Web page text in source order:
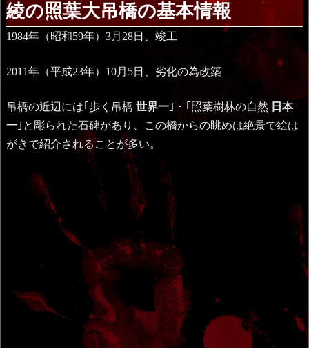
綾の照葉大吊橋の基本情報
1984年（昭和59年）3月28日、竣工
2011年（平成23年）10月5日、劣化の為改築
吊橋の近辺には｢歩く吊橋 世界一 ｣・｢照葉樹林の自然 日本
一 ｣と彫られた石碑があり、この橋からの眺めは絶景で絵は
がきで紹介されることが多い。